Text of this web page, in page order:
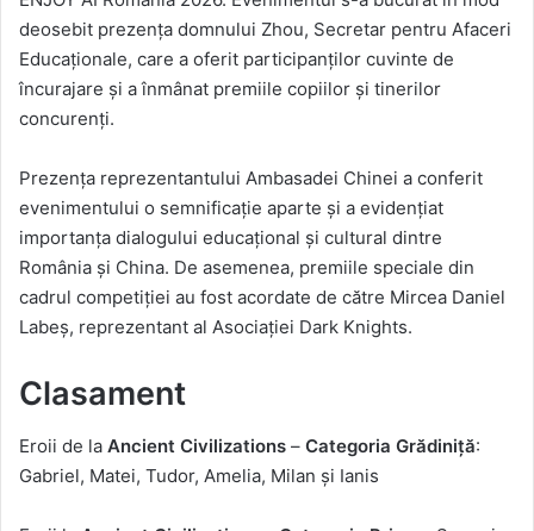
deosebit prezența domnului Zhou, Secretar pentru Afaceri
Educaționale, care a oferit participanților cuvinte de
încurajare și a înmânat premiile copiilor și tinerilor
concurenți.
Prezența reprezentantului Ambasadei Chinei a conferit
evenimentului o semnificație aparte și a evidențiat
importanța dialogului educațional și cultural dintre
România și China. De asemenea, premiile speciale din
cadrul competiției au fost acordate de către Mircea Daniel
Labeș, reprezentant al Asociației Dark Knights.
Clasament
Eroii de la Ancient Civilizations – Categoria Grădiniță:
Gabriel, Matei, Tudor, Amelia, Milan și Ianis